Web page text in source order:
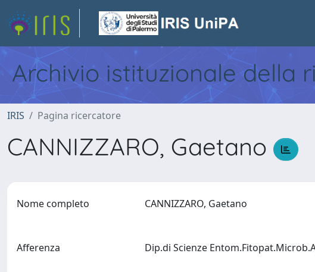
Archivio istituzionale della
IRIS Pagina ricercatore
CANNIZZARO, Gaetano
Nome completo CANNIZZARO, Gaetano
Afferenza Dip.di Scienze